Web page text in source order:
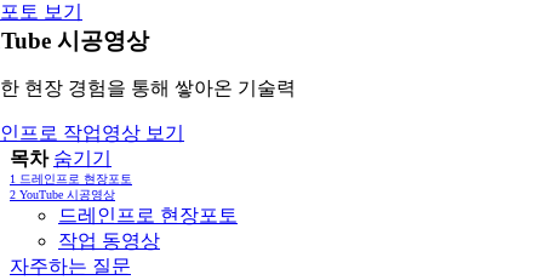
토 보기
시공영상
현장 경험을 통해 쌓아온 기술력
프로 작업영상 보기
목차 숨기기
1 드레인프로 현장포토
2 YouTube 시공영상
드레인프로 현장포토
작업 동영상
자주하는 질문